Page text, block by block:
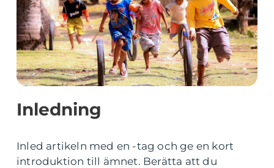
Inledning
Inled artikeln med en -tag och ge en kort
introduktion till ämnet. Berätta att du